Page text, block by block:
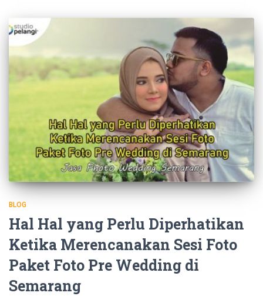
BLOG
Hal Hal yang Perlu Diperhatikan
Ketika Merencanakan Sesi Foto
Paket Foto Pre Wedding di
Semarang